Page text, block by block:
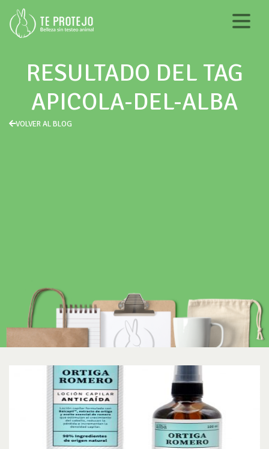
RESULTADO DEL TAG
APICOLA-DEL-ALBA
VOLVER AL BLOG